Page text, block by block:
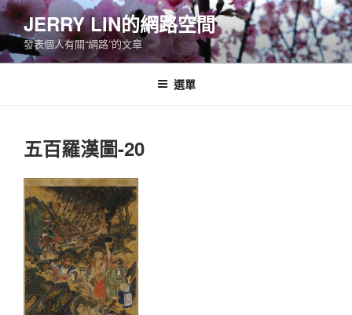
跳
至
主
要
JERRY LIN的網路空間
發表個人有關“網路”的文章
選單
五百羅漢圖-20